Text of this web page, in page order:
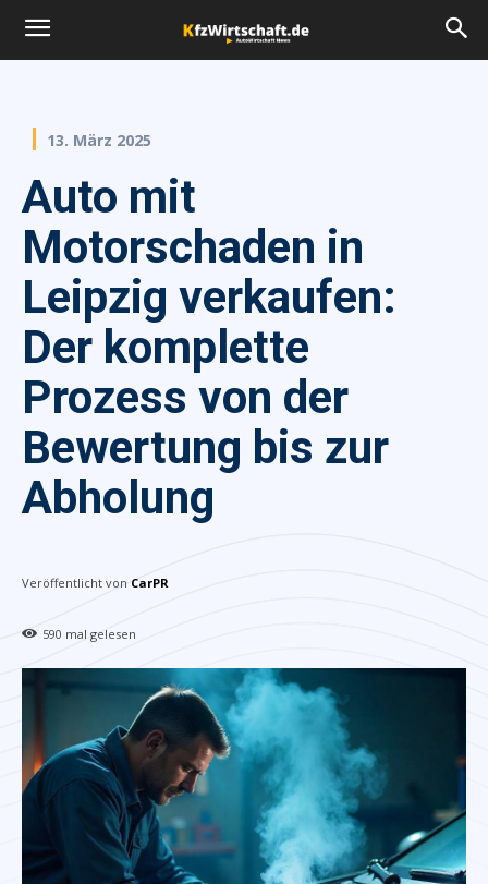
13. März 2025
Auto mit
Motorschaden in
Leipzig verkaufen:
Der komplette
Prozess von der
Bewertung bis zur
Abholung
Veröffentlicht von CarPR
590 mal gelesen